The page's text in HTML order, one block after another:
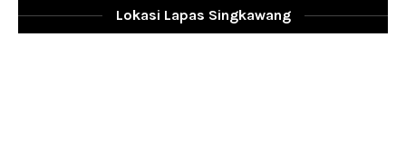
Lokasi Lapas Singkawang